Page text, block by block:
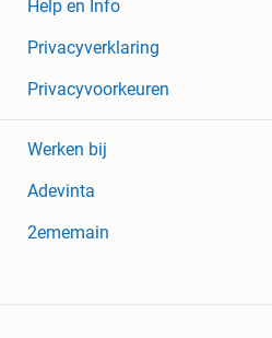
Help en Info
Privacyverklaring
Privacyvoorkeuren
Werken bij
Adevinta
2ememain